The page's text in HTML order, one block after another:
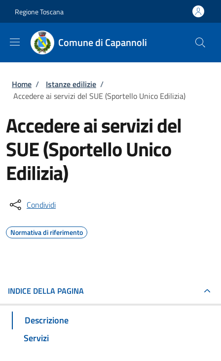
Regione Toscana
Comune di Capannoli
Briciole di pane
Home / Istanze edilizie /
Accedere ai servizi del SUE (Sportello Unico Edilizia)
Accedere ai servizi del
SUE (Sportello Unico
Edilizia)
Condividi
Normativa di riferimento
INDICE DELLA PAGINA
Descrizione
Servizi